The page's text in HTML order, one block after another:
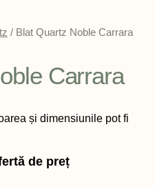
/ Blat Quartz Noble Carrara
Carrara
și dimensiunile pot fi
de preț